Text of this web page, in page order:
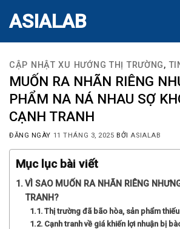
ASIALAB
CẬP NHẬT XU HƯỚNG THỊ TRƯỜNG,
MUỐN RA NHÃN RIÊNG
PHẨM NA NÁ NHAU SỢ
CẠNH TRANH
ĐĂNG NGÀY 11 THÁNG 3, 2025 BỞIASIALAB
Mục lục bài viết
VÌ SAO MUỐN RA NHÃN RIÊNG
TRANH?
Thị trường đã bão hòa, sản phẩm
Cạnh tranh về giá khiến lợi nhuận bị